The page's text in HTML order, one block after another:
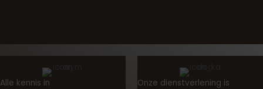
Alle kennis in
Onze dienstverlening is